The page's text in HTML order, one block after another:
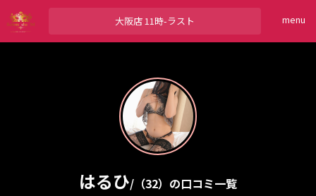
大阪店11時-ラスト menu
はるひ/（32）の口コミ一覧